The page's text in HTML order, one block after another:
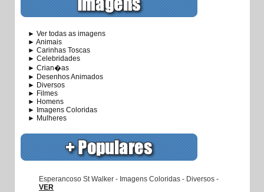
► Ver todas as imagens
► Animais
► Carinhas Toscas
► Celebridades
► Crian�as
► Desenhos Animados
► Diversos
► Filmes
► Homens
► Imagens Coloridas
► Mulheres
Esperancoso St Walker - Imagens Coloridas - Diversos -
VER